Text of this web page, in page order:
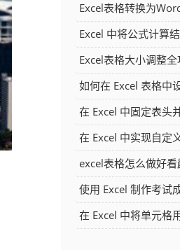
Excel表格转换为
解析
Excel 中将公式计算
字的多种方法
Excel表格大小调整
如何在 Excel 表格中
容
在 Excel 中固定表头
时都显示表头的方法
在 Excel 中实现自定
面指南
excel表格怎么做好
使用 Excel 制作考试
骤及技巧
在 Excel 中将单元格